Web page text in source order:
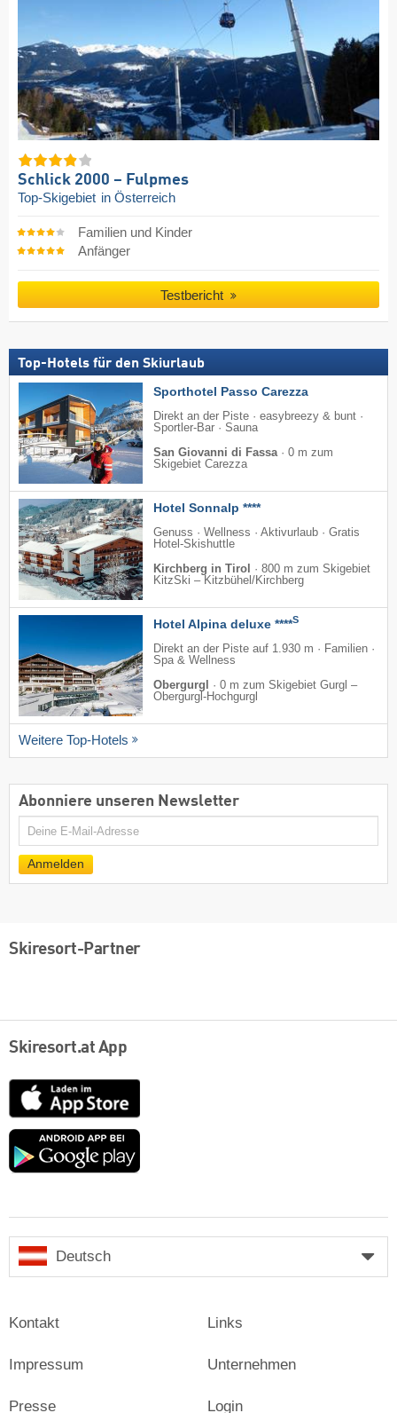
Schlick 2000 – Fulpmes
Top-Skigebiet in Österreich
Familien und Kinder
Anfänger
Testbericht
Top-Hotels für den Skiurlaub
Sporthotel Passo Carezza
Direkt an der Piste · easybreezy & bunt ·
Sportler-Bar · Sauna
San Giovanni di Fassa · 0 m zum
Skigebiet Carezza
Hotel Sonnalp ****
Genuss · Wellness · Aktivurlaub · Gratis
Hotel-Skishuttle
Kirchberg in Tirol
· 800 m zum Skigebiet
KitzSki – Kitzbühel/​Kirchberg
Hotel Alpina deluxe ****S
Direkt an der Piste auf 1.930 m · Familien ·
Spa & Wellness
Obergurgl
· 0 m zum Skigebiet Gurgl –
Obergurgl-Hochgurgl
Weitere Top-Hotels
Abonniere unseren Newsletter
E-
Anmelden
Skiresort-Partner
Skiresort.at App
App
Store
Google
Deutsch
Kontakt
Impressum
Presse
Links
Unternehmen
Login